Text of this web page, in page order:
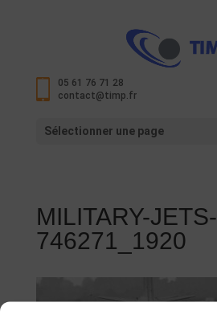
05 61 76 71 28
contact@timp.fr
Sélectionner une page
MILITARY-JETS-
746271_1920